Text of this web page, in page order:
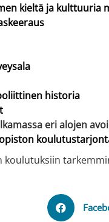
kieltä ja kulttuuria
historia
eri alojen
koulutuksiin